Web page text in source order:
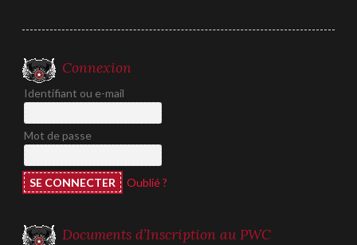
Connexion
Identifiant ou e-mail
Mot de passe
Oublié ?
Documents d’Inscription au PWC